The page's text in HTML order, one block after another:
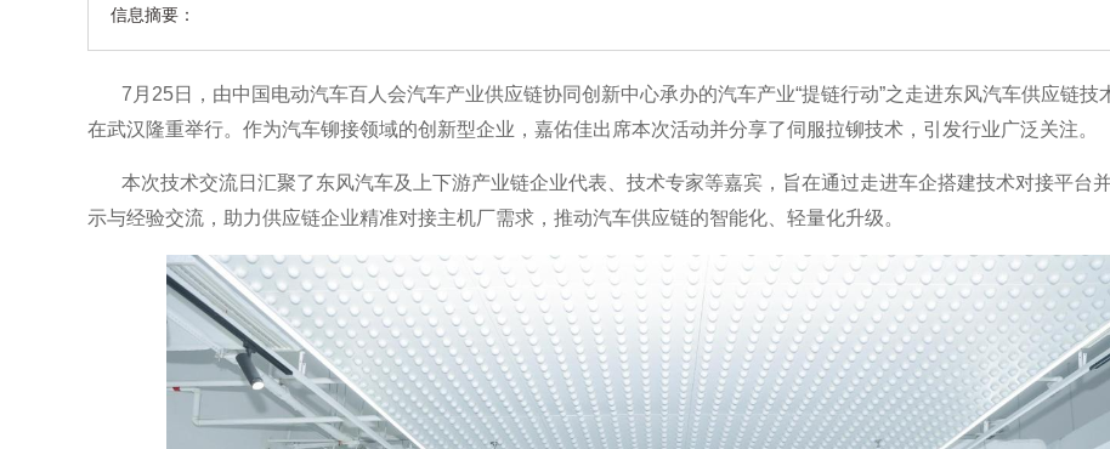
信息摘要：
7月25日，由中国电动汽车百人会汽车产业供应链协同创新中心承办的汽车产业“提链行动”之走进东风汽车供应链技
在武汉隆重举行。作为汽车铆接领域的创新型企业，嘉佑佳出席本次活动并分享了伺服拉铆技术，引发行业广泛关注。
本次技术交流日汇聚了东风汽车及上下游产业链企业代表、技术专家等嘉宾，旨在通过走进车企搭建技术对接平台
示与经验交流，助力供应链企业精准对接主机厂需求，推动汽车供应链的智能化、轻量化升级。